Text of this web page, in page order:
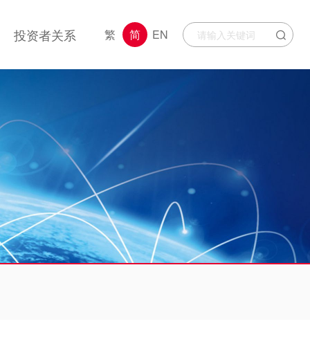
繁 简 EN
投资者关系